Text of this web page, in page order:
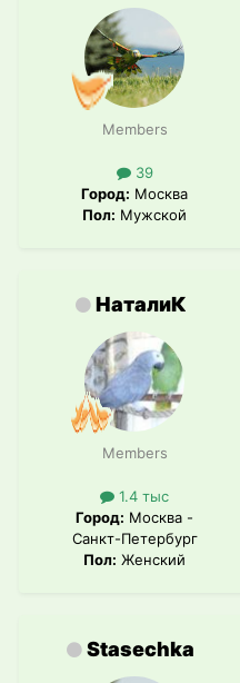
Members
39
Город: Москва
Пол: Мужской
НаталиК
Members
1.4 тыс
Город: Москва -
Санкт-Петербург
Пол: Женский
Stasechka